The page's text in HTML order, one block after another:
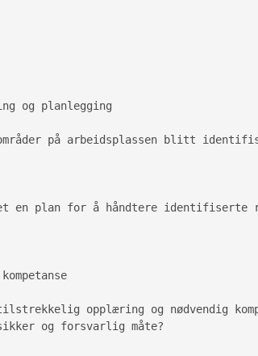
og planlegging
på arbeidsplassen blitt
en plan for å håndtere identifiserte
opplæring og nødvendig
og forsvarlig måte?